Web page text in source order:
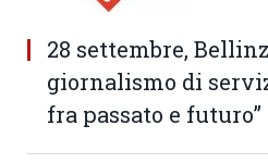
28 settembre,
giornalismo di
fra passato e futuro”